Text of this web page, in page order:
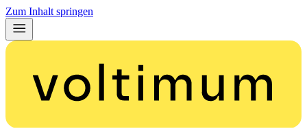
Zum Inhalt springen